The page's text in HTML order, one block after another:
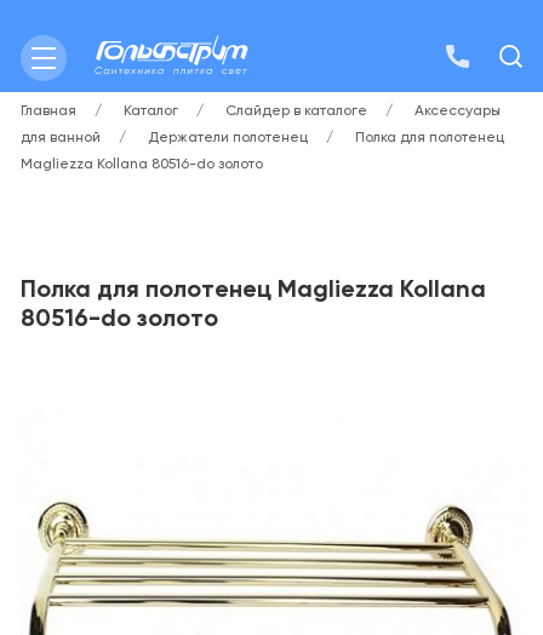
Главная Каталог Слайдер в каталоге
Аксессуары
для ванной
Держатели полотенец
Полка для полотенец
Magliezza Kollana 80516-do золото
Полка для полотенец Magliezza Kollana
80516-do золото